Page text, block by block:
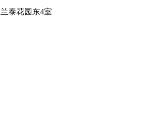
泰花园东4室